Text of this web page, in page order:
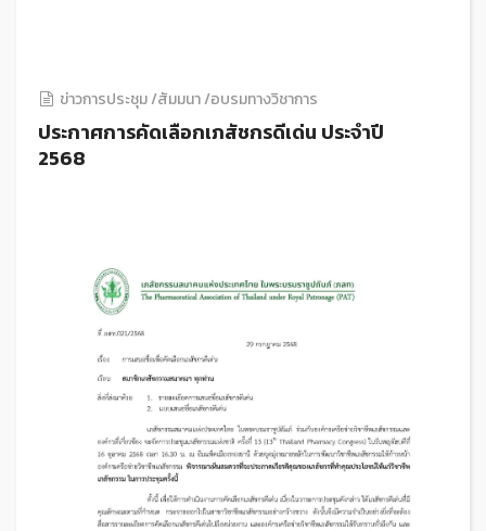
ข่าวการประชุม /สัมมนา /อบรมทางวิชาการ
ประกาศการคัดเลือกเภสัชกรดีเด่น ประจําปี
2568